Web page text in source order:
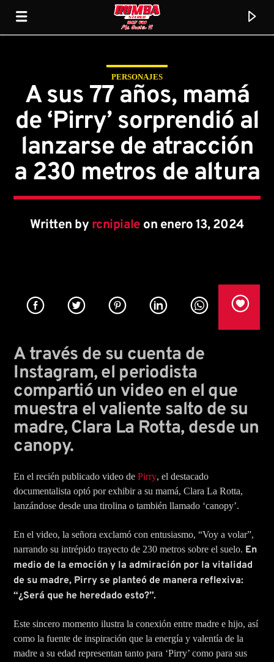
Rumba Stereo 104.7
Artist
Rumba Stereo 104.7
Rcn Radio Las Lajas
PERSONAJES
A sus 77 años, mamá
de ‘Pirry’ sorprendió al
lanzarse de atracción
a 230 metros de altura
Written by rcnipiale on enero 13, 2024
A través de su cuenta de
Instagram, el periodista
compartió un video en el que
muestra el valiente salto de su
madre, Clara La Rotta, desde un
canopy.
En el recién publicado video dePirry, el destacado
documentalista optó por exhibir a su mamá, Clara La Rotta,
lanzándose desde una tirolina o también llamado ‘canopy’.
En el video, la señora exclamó con entusiasmo, “Voy a volar”,
narrando su intrépido trayecto de 230 metros sobre el suelo. En
medio de la emoción y la admiración por la vitalidad
de su madre, Pirry se planteó de manera reflexiva:
“¿Será que he heredado esto?”.
Este sincero momento ilustra la conexión entre madre e hijo, así
como la fuente de inspiración que la energía y valentía de la
madre a su edad representan tanto para ‘Pirry’ como para sus